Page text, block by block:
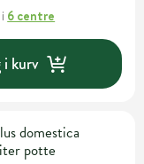
i 6 centre
kurv
domestica
potte